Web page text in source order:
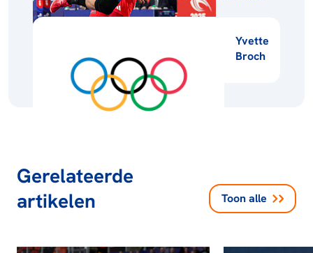
Yvette
Broch
Gerelateerde
artikelen
Toon alle